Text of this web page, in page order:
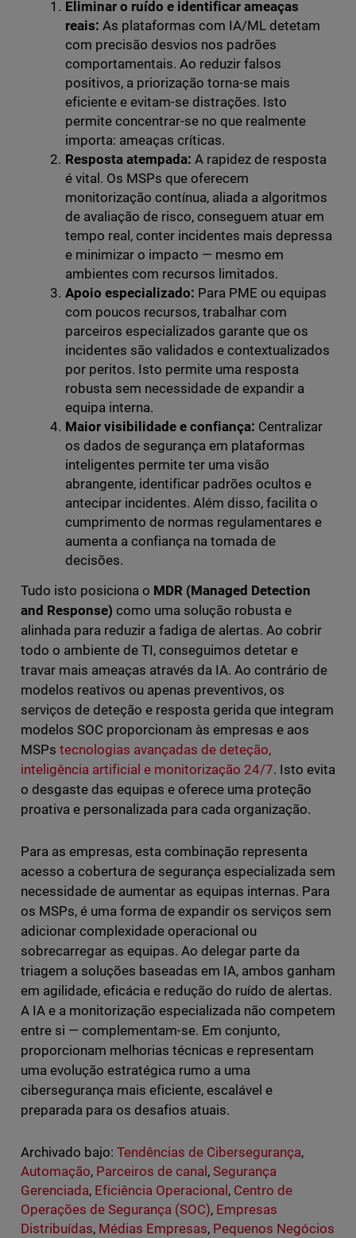
Eliminar o ruído e identificar ameaças
reais: As plataformas com IA/ML detetam
com precisão desvios nos padrões
comportamentais. Ao reduzir falsos
positivos, a priorização torna-se mais
eficiente e evitam-se distrações. Isto
permite concentrar-se no que realmente
importa: ameaças críticas.
Resposta atempada: A rapidez de resposta
é vital. Os MSPs que oferecem
monitorização contínua, aliada a algoritmos
de avaliação de risco, conseguem atuar em
tempo real, conter incidentes mais depressa
e minimizar o impacto — mesmo em
ambientes com recursos limitados.
Apoio especializado: Para PME ou equipas
com poucos recursos, trabalhar com
parceiros especializados garante que os
incidentes são validados e contextualizados
por peritos. Isto permite uma resposta
robusta sem necessidade de expandir a
equipa interna.
Maior visibilidade e confiança: Centralizar
os dados de segurança em plataformas
inteligentes permite ter uma visão
abrangente, identificar padrões ocultos e
antecipar incidentes. Além disso, facilita o
cumprimento de normas regulamentares e
aumenta a confiança na tomada de
decisões.
Tudo isto posiciona o MDR (Managed Detection
and Response) como uma solução robusta e
alinhada para reduzir a fadiga de alertas. Ao cobrir
todo o ambiente de TI, conseguimos detetar e
travar mais ameaças através da IA. Ao contrário de
modelos reativos ou apenas preventivos, os
serviços de deteção e resposta gerida que integram
modelos SOC proporcionam às empresas e aos
MSPs tecnologias avançadas de deteção,
inteligência artificial e monitorização 24/7. Isto evita
o desgaste das equipas e oferece uma proteção
proativa e personalizada para cada organização.
Para as empresas, esta combinação representa
acesso a cobertura de segurança especializada sem
necessidade de aumentar as equipas internas. Para
os MSPs, é uma forma de expandir os serviços sem
adicionar complexidade operacional ou
sobrecarregar as equipas. Ao delegar parte da
triagem a soluções baseadas em IA, ambos ganham
em agilidade, eficácia e redução do ruído de alertas.
A IA e a monitorização especializada não competem
entre si — complementam-se. Em conjunto,
proporcionam melhorias técnicas e representam
uma evolução estratégica rumo a uma
cibersegurança mais eficiente, escalável e
preparada para os desafios atuais.
Archivado bajo: Tendências de Cibersegurança,
Automação, Parceiros de canal ,Segurança
Gerenciada, Eficiência Operacional , Centro de
Operações de Segurança (SOC), Empresas
Distribuídas, Médias Empresas, Pequenos Negócios